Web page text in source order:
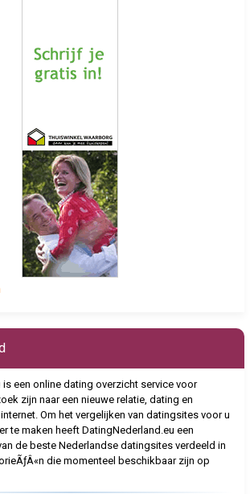
een online dating overzicht service voor
zijn naar een nieuwe relatie, dating en
Om het vergelijken van datingsites voor u
te maken heeft DatingNederland.eu een
de beste Nederlandse datingsites verdeeld in
die momenteel beschikbaar zijn op